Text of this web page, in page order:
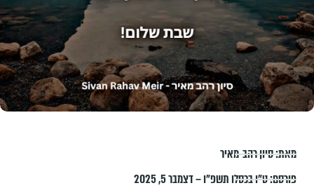
מאת:סיון רהב-מאיר
פורסם:ט״ו בכסלו תשפ״ו – דצמבר 5, 2025